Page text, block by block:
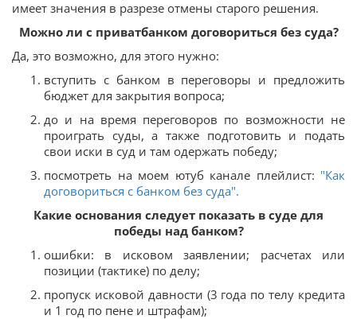
имеет значения в разрезе отмены старого решения.
Можно ли с приватбанком договориться без суда?
Да, это возможно, для этого нужно:
вступить с банком в переговоры и предложить
бюджет для закрытия вопроса;
до и на время переговоров по возможности не
проиграть суды, а также подготовить и подать
свои иски в суд и там одержать победу;
посмотреть на моем ютуб канале плейлист: "Как
договориться с банком без суда".
Какие основания следует показать в суде для
победы над банком?
ошибки: в исковом заявлении; расчетах или
позиции (тактике) по делу;
пропуск исковой давности (3 года по телу кредита
и 1 год по пене и штрафам);